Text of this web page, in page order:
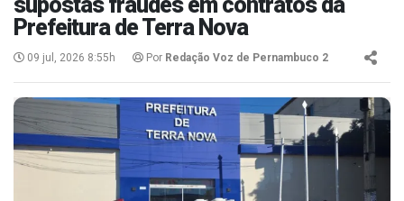
Prefeitura de Terra Nova
09 jul, 2026 8:55h Por Redação Voz de Pernambuco 2